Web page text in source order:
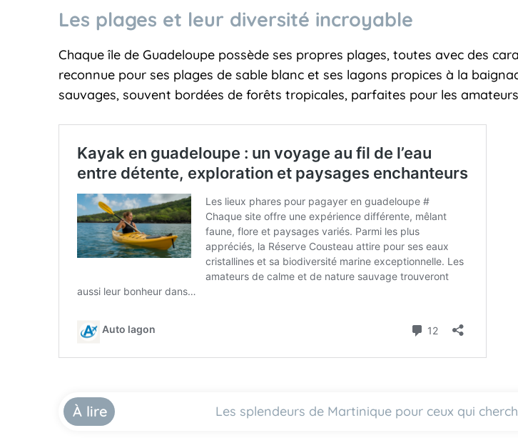
Les plages et leur diversité incroyable
Chaque île de Guadeloupe possède ses propres plages, toutes avec des
reconnue pour ses plages de sable blanc et ses lagons propices à la
sauvages, souvent bordées de forêts tropicales, parfaites pour les
À lire Les splendeurs de Martinique pour ceux qui